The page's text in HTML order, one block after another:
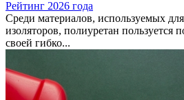
Рейтинг 2026 года
Среди материалов, используемых
изоляторов, полиуретан пользуется
своей гибко...